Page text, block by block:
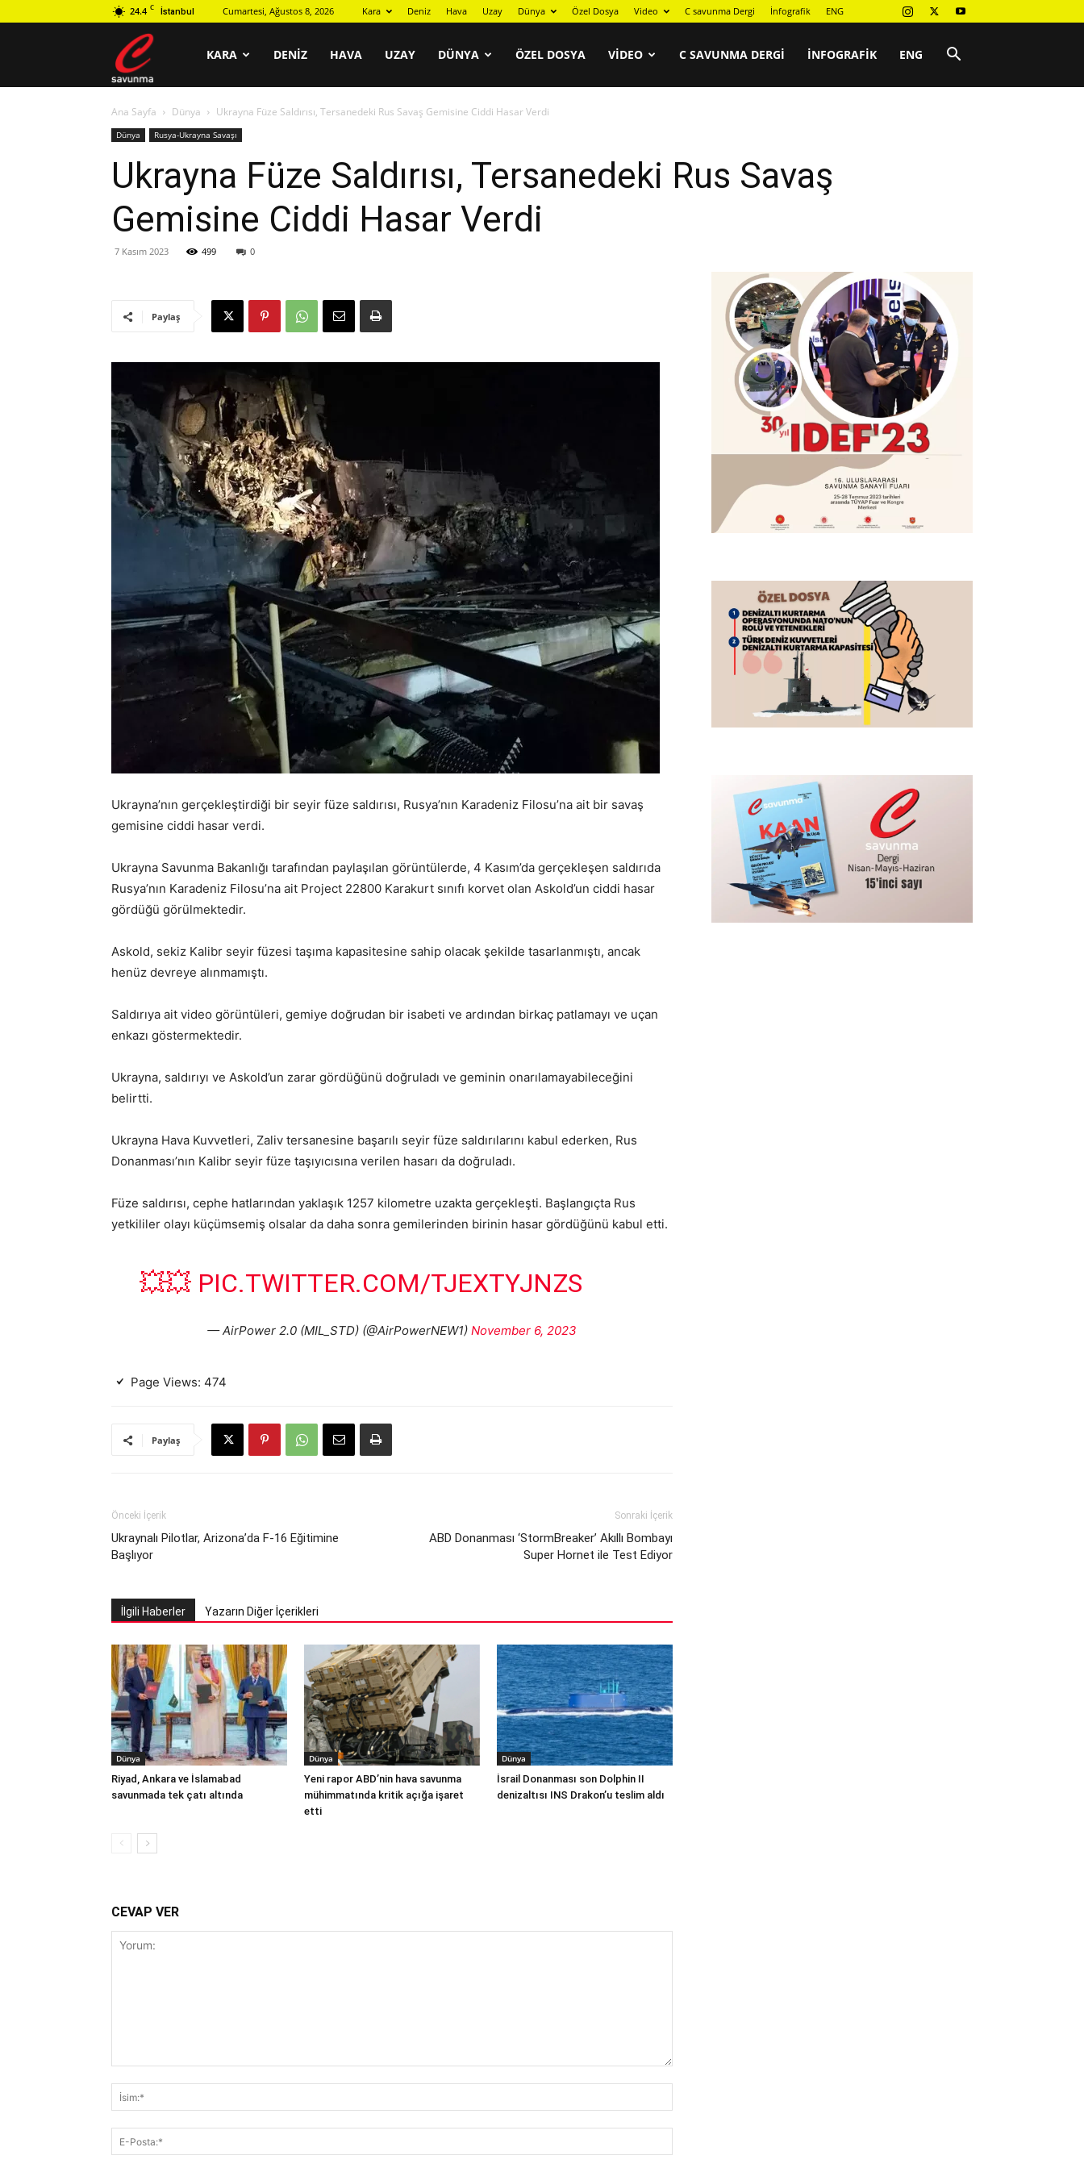
24.4 C İstanbul Cumartesi, Ağustos 8, 2026 Kara Deniz Hava Uzay Dünya Özel Dosya Video C savunma Dergi İnfografik ENG
savunma
KARA DENIZ HAVA UZAY DÜNYA ÖZEL DOSYA VIDEO C SAVUNMA DERGI İNFOGRAFIK ENG
Ana Sayfa Dünya Ukrayna Füze Saldırısı, Tersanedeki Rus Savaş Gemisine Ciddi Hasar Verdi
Dünya Rusya-Ukrayna Savaşı
Ukrayna Füze Saldırısı, Tersanedeki Rus Savaş
Gemisine Ciddi Hasar Verdi
7 Kasım 2023 499 0
Paylaş
Ukrayna’nın gerçekleştirdiği bir seyir füze saldırısı, Rusya’nın Karadeniz Filosu’na ait bir savaş
gemisine ciddi hasar verdi.
Ukrayna Savunma Bakanlığı tarafından paylaşılan görüntülerde, 4 Kasım’da gerçekleşen saldırıda
Rusya’nın Karadeniz Filosu’na ait Project 22800 Karakurt sınıfı korvet olan Askold’un ciddi hasar
gördüğü görülmektedir.
Askold, sekiz Kalibr seyir füzesi taşıma kapasitesine sahip olacak şekilde tasarlanmıştı, ancak
henüz devreye alınmamıştı.
Saldırıya ait video görüntüleri, gemiye doğrudan bir isabeti ve ardından birkaç patlamayı ve uçan
enkazı göstermektedir.
Ukrayna, saldırıyı ve Askold’un zarar gördüğünü doğruladı ve geminin onarılamayabileceğini
belirtti.
Ukrayna Hava Kuvvetleri, Zaliv tersanesine başarılı seyir füze saldırılarını kabul ederken, Rus
Donanması’nın Kalibr seyir füze taşıyıcısına verilen hasarı da doğruladı.
Füze saldırısı, cephe hatlarından yaklaşık 1257 kilometre uzakta gerçekleşti. Başlangıçta Rus
yetkililer olayı küçümsemiş olsalar da daha sonra gemilerinden birinin hasar gördüğünü kabul etti.
💥💥 PIC.TWITTER.COM/TJEXTYJNZS
— AirPower 2.0 (MIL_STD) (@AirPowerNEW1) November 6, 2023
Page Views: 474
Paylaş
Önceki İçerik
Ukraynalı Pilotlar, Arizona’da F-16 Eğitimine
Başlıyor
Sonraki İçerik
ABD Donanması ‘StormBreaker’ Akıllı Bombayı
Super Hornet ile Test Ediyor
İlgili Haberler Yazarın Diğer İçerikleri
Dünya
Riyad, Ankara ve İslamabad
savunmada tek çatı altında
Dünya
Yeni rapor ABD’nin hava savunma
mühimmatında kritik açığa işaret
etti
Dünya
İsrail Donanması son Dolphin II
denizaltısı INS Drakon’u teslim aldı
CEVAP VER